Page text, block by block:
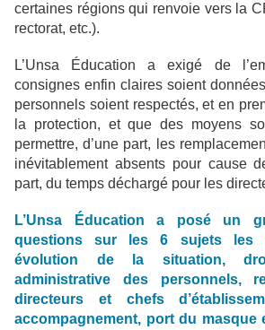
certaines régions qui renvoie vers la
rectorat, etc.).
L’Unsa Éducation a exigé de
consignes enfin claires soient
personnels soient respectés, et en
la protection, et que des moyens
permettre, d’une part, les
inévitablement absents pour cause
part, du temps déchargé pour les
L’Unsa Éducation a posé un
questions sur les 6 sujets les
évolution de la situation,
administrative des personnels,
directeurs et chefs
accompagnement, port du masque